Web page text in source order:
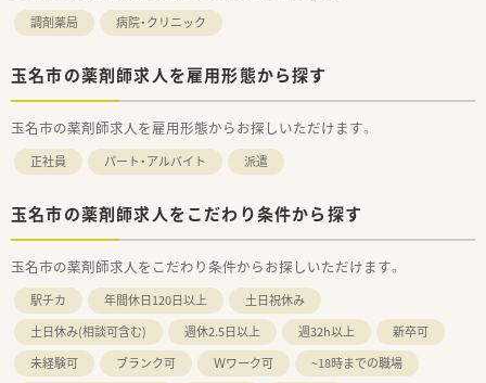
調剤薬局 病院・クリニック
玉名市の薬剤師求人を雇用形態から探す
玉名市の薬剤師求人を雇用形態からお探しいただけます。
正社員 パート・アルバイト 派遣
玉名市の薬剤師求人をこだわり条件から探す
玉名市の薬剤師求人をこだわり条件からお探しいただけます。
駅チカ 年間休日120日以上
土日祝休み
土日休み(相談可含む)
週休2.5日以上 週32h以上
新卒可
未経験可
ブランク可 Ｗワーク可
~18時までの職場